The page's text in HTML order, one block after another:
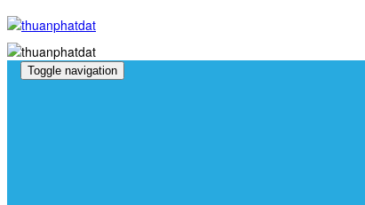
Toggle navigation